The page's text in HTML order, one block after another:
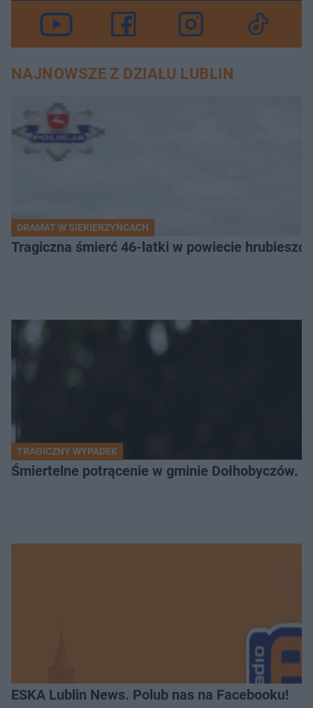
NAJNOWSZE Z DZIAŁU LUBLIN
DRAMAT W SIEKIERZYŃCACH
Tragiczna śmierć 46-latki w powiecie
TRAGICZNY WYPADEK
Śmiertelne potrącenie w gminie Dołhobyczów.
ESKA Lublin News. Polub nas na Facebooku!